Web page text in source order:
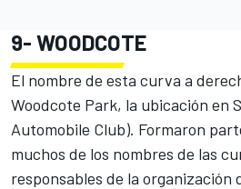
9- WOODCOTE
El nombre de esta curva a
Woodcote Park, la ubicación en
Automobile Club). Formaron
muchos de los nombres de las
responsables de la organización